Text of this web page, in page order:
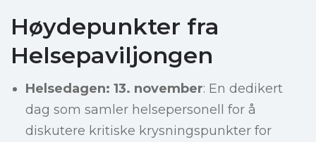
Høydepunkter fra
Helsepaviljongen
Helsedagen: 13. november: En dedikert
dag som samler helsepersonell for å
diskutere kritiske krysningspunkter for